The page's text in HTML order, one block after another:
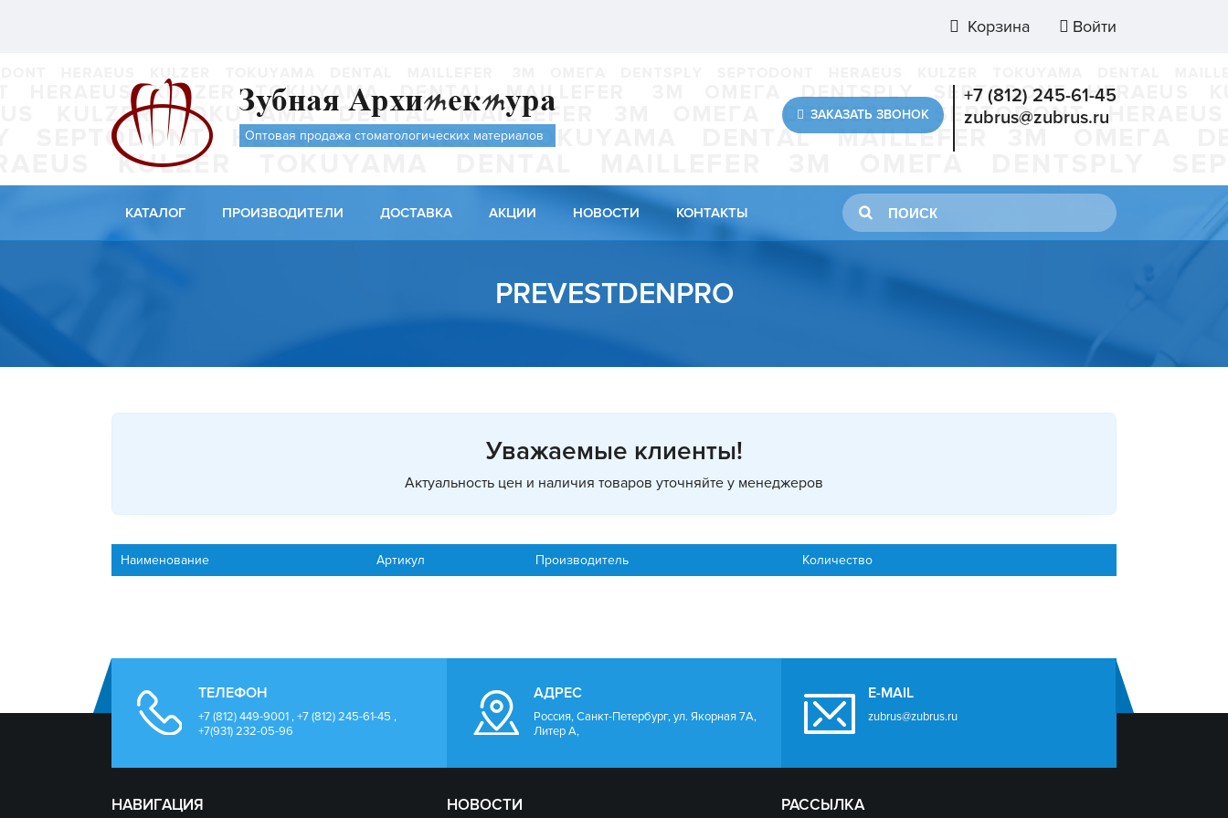
Корзина Войти
Оптовая продажа стоматологических материалов
ЗАКАЗАТЬ ЗВОНОК
+7 (812) 245-61-45
zubrus@zubrus.ru
КАТАЛОГ ПРОИЗВОДИТЕЛИ ДОСТАВКА АКЦИИ НОВОСТИ КОНТАКТЫ
PREVESTDENPRO
Уважаемые клиенты!
Актуальность цен и наличия товаров уточняйте у менеджеров
Наименование Артикул Производитель Количество
ТЕЛЕФОН
+7 (812) 449-9001 , +7 (812) 245-61-45 ,
+7(931) 232-05-96
АДРЕС
Россия, Санкт-Петербург, ул. Якорная 7А,
Литер А,
E-MAIL
zubrus@zubrus.ru
НАВИГАЦИЯ НОВОСТИ РАССЫЛКА